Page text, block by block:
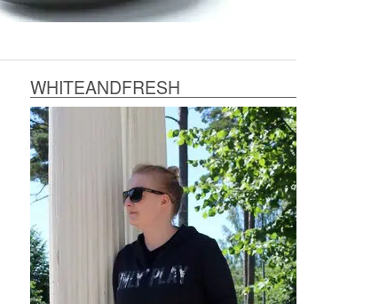
WHITEANDFRESH